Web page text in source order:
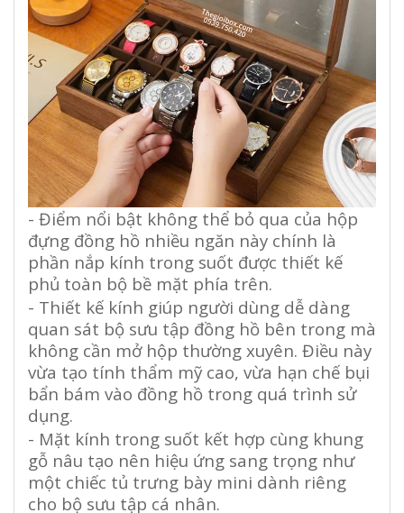
- Điểm nổi bật không thể bỏ qua của hộp
đựng đồng hồ nhiều ngăn này chính là
phần nắp kính trong suốt được thiết kế
phủ toàn bộ bề mặt phía trên.
- Thiết kế kính giúp người dùng dễ dàng
quan sát bộ sưu tập đồng hồ bên trong mà
không cần mở hộp thường xuyên. Điều này
vừa tạo tính thẩm mỹ cao, vừa hạn chế bụi
bẩn bám vào đồng hồ trong quá trình sử
dụng.
- Mặt kính trong suốt kết hợp cùng khung
gỗ nâu tạo nên hiệu ứng sang trọng như
một chiếc tủ trưng bày mini dành riêng
cho bộ sưu tập cá nhân.